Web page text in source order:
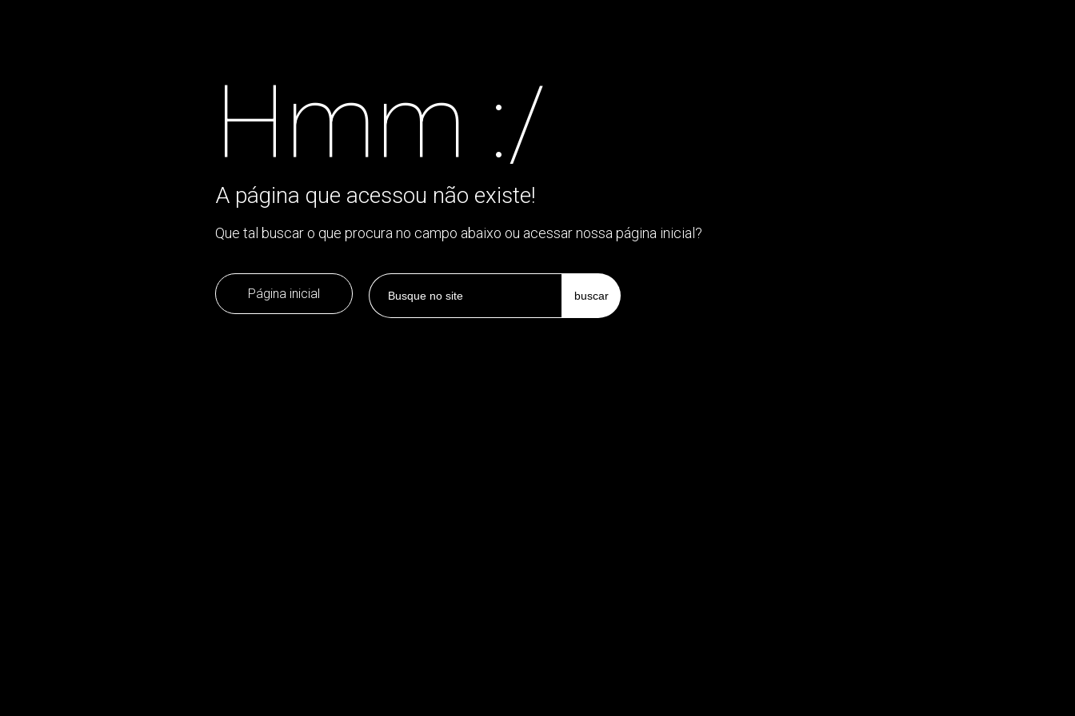
Hmm :/
A página que acessou não existe!
Que tal buscar o que procura no campo abaixo ou acessar nossa página inicial?
Página inicial